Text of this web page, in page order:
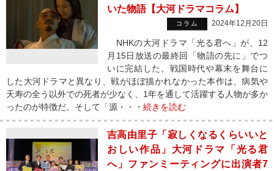
いた物語【大河ドラマコラム】
コラム 2024年12月20日
NHKの大河ドラマ「光る君へ」が、12
月15日放送の最終回「物語の先に」でつ
いに完結した。戦国時代や幕末を舞台に
した大河ドラマと異なり、戦がほぼ描かれなかった本作は、病気や
天寿の全う以外での死者が少なく、1年を通して活躍する人物が多か
ったのが特徴だ。そして「源・・・ 続きを読む
吉高由里子「寂しくなるくらいいと
おしい作品」大河ドラマ「光る君
へ」ファンミーティングに出演者7